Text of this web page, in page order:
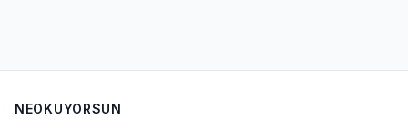
NEOKUYORSUN